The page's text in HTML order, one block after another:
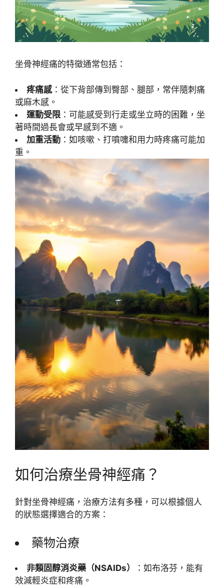
坐骨神經痛的特徵通常包括：
疼痛感：從下背部傳到臀部、腿部，常伴隨刺痛
或麻木感。
運動受限 ：可能感受到行走或坐立時的困難，坐
著時間過長會或早感到不適。
加重活動 ：如咳嗽、打噴嚏和用力時疼痛可能加
重。
如何治療坐骨神經痛？
針對坐骨神經痛，治療方法有多種，可以根據個人
的狀態選擇適合的方案：
藥物治療
非類固醇消炎藥（NSAIDs）
：如布洛芬，能有
效減輕炎症和疼痛。